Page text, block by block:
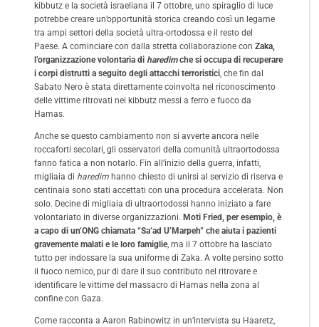
kibbutz e la società israeliana il 7 ottobre, uno spiraglio di luce
potrebbe creare un’opportunità storica creando così un legame
tra ampi settori della società ultra-ortodossa e il resto del
Paese. A cominciare con dalla stretta collaborazione con Zaka,
l’organizzazione volontaria di haredimche si occupa di recuperare
i corpi distrutti a seguito degli attacchi terroristici, che fin dal
Sabato Nero è stata direttamente coinvolta nel riconoscimento
delle vittime ritrovati nei kibbutz messi a ferro e fuoco da
Hamas.
Anche se questo cambiamento non si avverte ancora nelle
roccaforti secolari, gli osservatori della comunità ultraortodossa
fanno fatica a non notarlo. Fin all’inizio della guerra, infatti,
migliaia di haredim hanno chiesto di unirsi al servizio di riserva e
centinaia sono stati accettati con una procedura accelerata. Non
solo. Decine di migliaia di ultraortodossi hanno iniziato a fare
volontariato in diverse organizzazioni. Moti Fried, per esempio, è
a capo di un’ONG chiamata “Sa’ad U’Marpeh” che aiuta i pazienti
gravemente malati e le loro famiglie, ma il 7 ottobre ha lasciato
tutto per indossare la sua uniforme di Zaka. A volte persino sotto
il fuoco nemico, pur di dare il suo contributo nel ritrovare e
identificare le vittime del massacro di Hamas nella zona al
confine con Gaza.
Come racconta a Aaron Rabinowitz in un’intervista su Haaretz,